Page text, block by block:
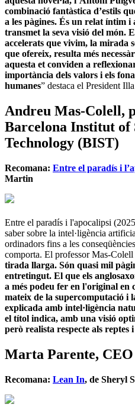
combinació fantàstica d’estils
a les pàgines. És un relat íntim i
transmet la seva visió del món.
accelerats que vivim, la mirada
que ofereix, resulta més
aquesta et conviden a
importància dels valors i els
humanes” destaca el President Illa
Andreu Mas-Colell,
Barcelona Institut of
Technology (BIST)
Recomana: Entre el paradís i
Martin
Entre el paradís i l'apocalipsi
saber sobre la intel·ligència
ordinadors fins a les
comporta. El professor Mas-Colell
tirada llarga. Són quasi mil
entretingut. El que els
a més podeu fer en l'original
mateix de la supercomputació i
explicada amb intel·ligència
el títol indica, amb una visió
però realista respecte als reptes
Marta Parente,
Recomana: Lean In, de Sheryl